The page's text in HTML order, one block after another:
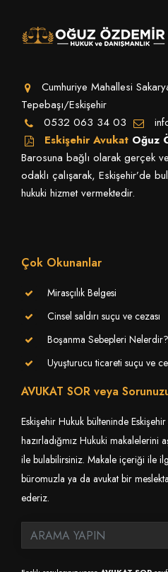
Cumhuriye Mahallesi
Tepebaşı/Eskişehir
0532 063 34 03
Eskişehir Avukat Oğuz
Barosuna bağlı olarak gerçek
odaklı çalışarak, Eskişehir’de
hukuki hizmet vermektedir.
Çok Okunanlar
Mirasçılık Belgesi
Cinsel saldırı suçu ve cezası
Boşanma Sebepleri Nelerdir?
Uyuşturucu ticareti suçu ve
AVUKAT SOR veya
Eskişehir Hukuk bülteninde Eskişehir
hazırladığmız Hukuki makalelerini
ile bulabilirsiniz. Makale içeriği ile
büromuzla ya da avukat bir
ederiz.